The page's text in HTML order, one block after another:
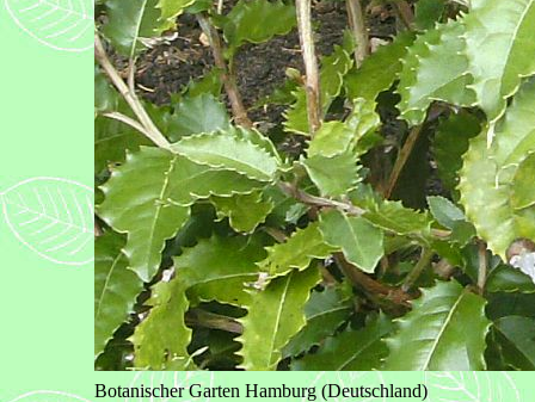
Botanischer Garten Hamburg (Deutschland)